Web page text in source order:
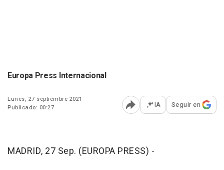
Europa Press Internacional
Lunes, 27 septiembre 2021
Publicado: 00:27
Abrir opciones para
IA Seguir en
MADRID, 27 Sep. (EUROPA PRESS) -